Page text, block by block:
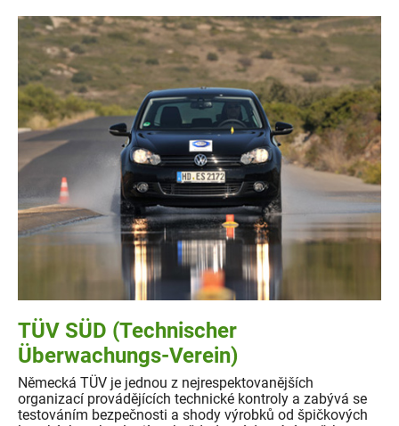
TÜV SÜD (Technischer
Überwachungs-Verein)
Německá TÜV je jednou z nejrespektovanějších
organizací provádějících technické kontroly a zabývá se
testováním bezpečnosti a shody výrobků od špičkových